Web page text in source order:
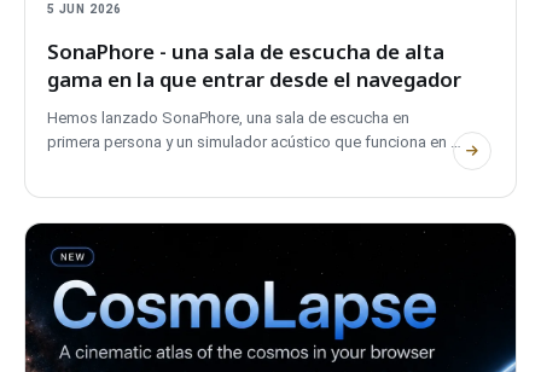
5 JUN 2026
SonaPhore - una sala de escucha de alta
gama en la que entrar desde el navegador
Hemos lanzado SonaPhore, una sala de escucha en
primera persona y un simulador acústico que funciona en el